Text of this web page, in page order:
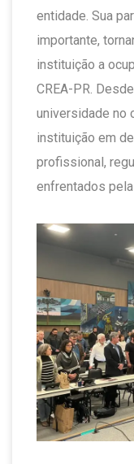
entidade. Sua
importante,
instituição a
CREA-PR.
universidade no
instituição em
profissional,
enfrentados